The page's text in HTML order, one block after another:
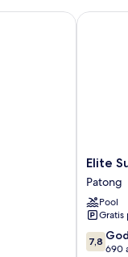
Elite
Suites
Patong
Patong
Elite
Patong
Pool
Gratis
7.8
ud
7,8
690
Elite